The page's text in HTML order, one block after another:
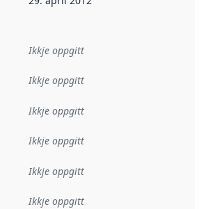
Denne datoen seier når dataa i dette
Ikkje oppgitt
Ikkje oppgitt
Ikkje oppgitt
Ikkje oppgitt
Ikkje oppgitt
Ikkje oppgitt